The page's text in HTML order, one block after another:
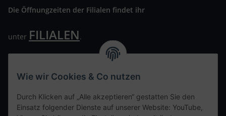
Die Öffnungzeiten der Filialen findet ihr
unter FILIALEN.
Wir freuen uns auf Euren Besuch. Bitte beachtet die
Kontaktdaten
Wie wir Cookies & Co nutzen
Durch Klicken auf „Alle akzeptieren“ gestatten Sie den
Einsatz folgender Dienste auf unserer Website: YouTube,